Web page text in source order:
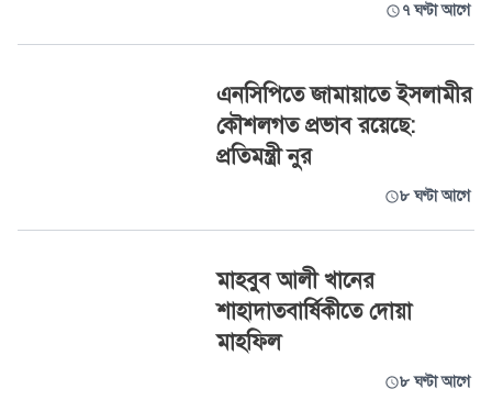
৭ ঘণ্টা আগে
এনসিপিতে জামায়াতে ইসলামীর
কৌশলগত প্রভাব রয়েছে:
প্রতিমন্ত্রী নুর
৮ ঘণ্টা আগে
মাহবুব আলী খানের
শাহাদাতবার্ষিকীতে দোয়া
মাহফিল
৮ ঘণ্টা আগে